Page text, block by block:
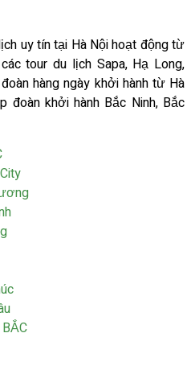
uy tín tại Hà Nội hoạt động từ
tour du lịch Sapa, Hạ Long,
hàng ngày khởi hành từ Hà
đoàn khởi hành Bắc Ninh, Bắc